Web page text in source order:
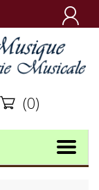

 (0)